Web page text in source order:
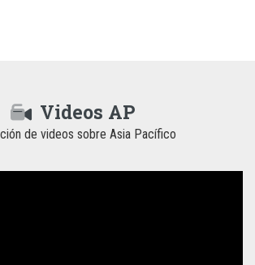
Videos AP
de videos sobre Asia Pacífico